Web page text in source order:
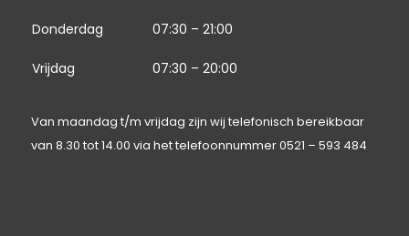
Donderdag 07:30 – 21:00
Vrijdag 07:30 – 20:00
Van maandag t/m vrijdag zijn wij telefonisch bereikbaar
van 8.30 tot 14.00 via het telefoonnummer0521 – 593 484